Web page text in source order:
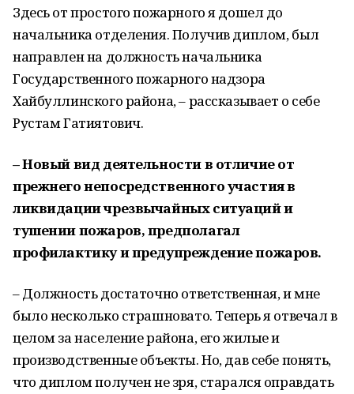
Здесь от простого пожарного я дошел до
начальника отделения. Получив диплом, был
направлен на должность начальника
Государственного пожарного надзора
Хайбуллинского района, – рассказывает о себе
Рустам Гатиятович.
– Новый вид деятельности в отличие от
прежнего непосредственного участия в
ликвидации чрезвычайных ситуаций и
тушении пожаров, предполагал
профилактику и предупреждение пожаров.
– Должность достаточно ответственная, и мне
было несколько страшновато. Теперь я отвечал в
целом за население района, его жилые и
производственные объекты. Но, дав себе понять,
что диплом получен не зря, старался оправдать